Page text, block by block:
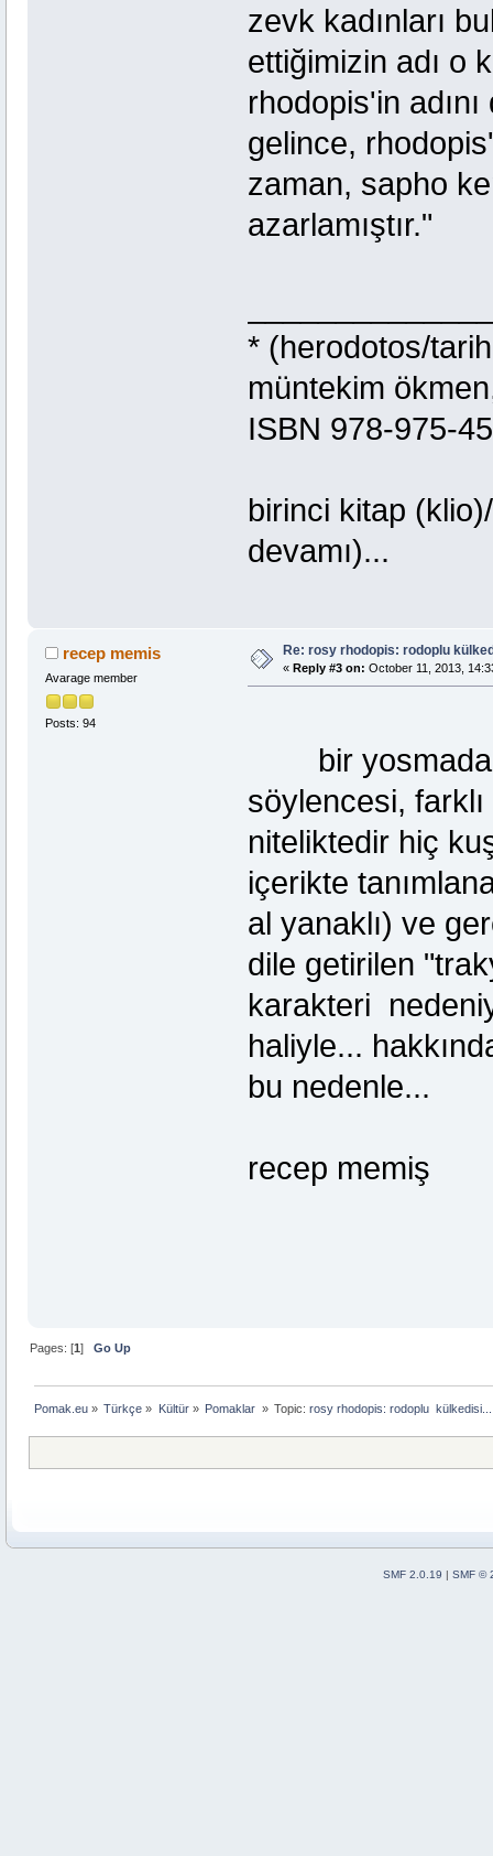
zevk kadınları
ettiğimizin adı o
rhodopis'in
gelince,
zaman, sapho
azarlamıştır."
* (herodotos/
müntekim
ISBN 978-975-
birinci kitap
devamı)...
recep memis
Avarage member
Posts: 94
Re: rosy rhodopis: rodoplu
« Reply #3 on: October 11, 2013,
bir yosmadan
söylencesi,
niteliktedir hiç
içerikte
al yanaklı) ve
dile getirilen
karakteri
haliyle...
bu nedenle...
recep memiş
Pages: [1]Go Up
Pomak.eu » Türkçe » Kültür» Pomaklar » Topic:rosy rhodopis: rodoplu  külkedisi...
SMF 2.0.19 | SMF ©